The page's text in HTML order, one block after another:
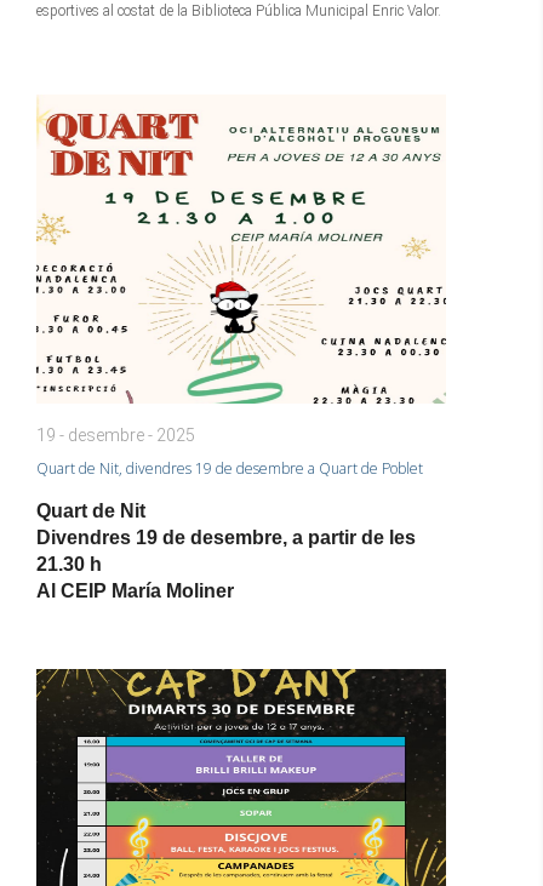
esportives al costat de la Biblioteca Pública Municipal Enric Valor.
19 - desembre - 2025
Quart de Nit, divendres 19 de desembre a Quart de Poblet
Quart de Nit
Divendres 19 de desembre, a partir de les
21.30 h
Al CEIP María Moliner